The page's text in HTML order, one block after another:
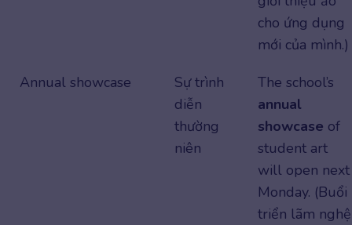
cho ứng dụng
mới của mình.)
Annual showcase
Sự trình
diễn
thường
niên
The school’s
annual
showcase of
student art
will open next
Monday. (Buổi
triển lãm nghệ